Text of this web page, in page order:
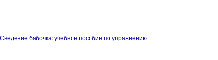
Сведение бабочка: учебное пособие по упражнению